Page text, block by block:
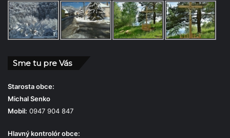
Sme tu pre Vás
Starosta obce:
Michal Senko
Mobil: 0947 904 847
Hlavný kontrolór obce: